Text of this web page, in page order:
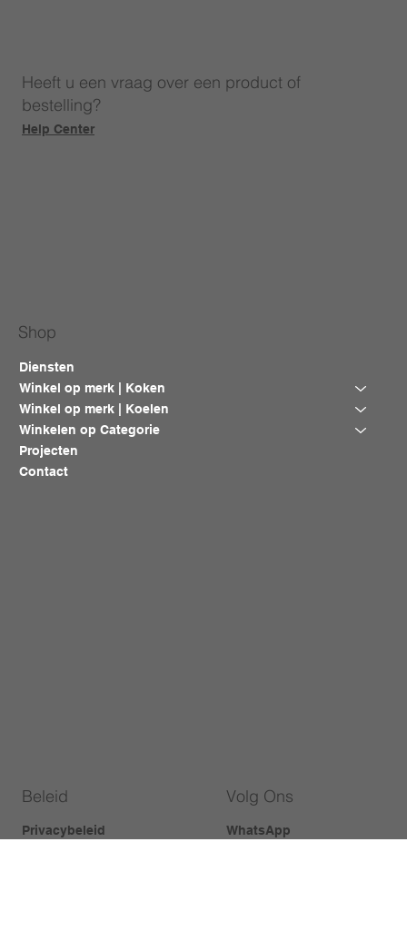
Help Center
Heeft u een vraag over een product of
bestelling?
Privacybeleid
Beleid
Diensten
Winkel op merk | Koken
Winkel op merk | Koelen
Winkelen op Categorie
Projecten
Contact
Shop
WhatsApp
Volg Ons